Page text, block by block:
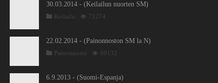
30.03.2014 - (Keilailun nuorten SM)
Keilailu
71274
22.02.2014 - (Painonnoston SM la N)
Painonnosto
69132
6.9.2013 - (Suomi-Espanja)